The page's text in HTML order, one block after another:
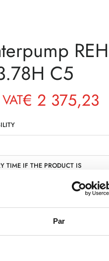
Par
C5
€ 2 375,23
TIME IF THE PRODUCT IS